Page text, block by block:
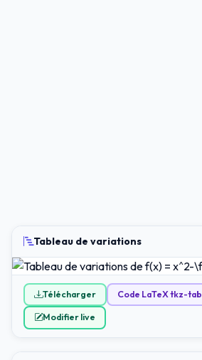
Tableau de variations
Télécharger Code LaTeX tkz-tab
Modifier live